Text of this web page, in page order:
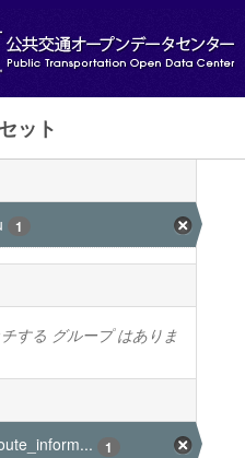
ット
1
する グループ はありま
1